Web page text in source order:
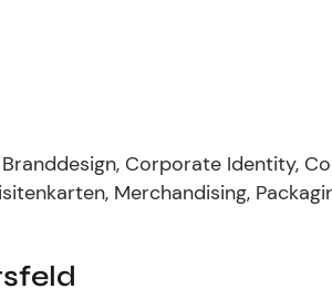
Branddesign, Corporate Identity,
Merchandising,